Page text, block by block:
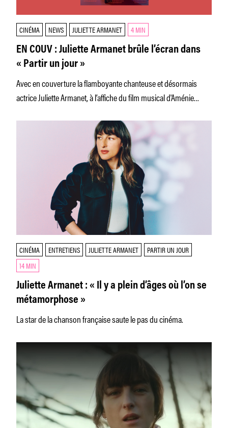
CINÉMA NEWS JULIETTE ARMANET 4 MIN
EN COUV : Juliette Armanet brûle l’écran dans
« Partir un jour »
Avec en couverture la flamboyante chanteuse et désormais
actrice Juliette Armanet, à l’affiche du film musical d'Aménie
CINÉMA ENTRETIENS JULIETTE ARMANET
PARTIR UN JOUR
14 MIN
Juliette Armanet : « Il y a plein d’âges où l’on se
métamorphose »
La star de la chanson française saute le pas du cinéma.